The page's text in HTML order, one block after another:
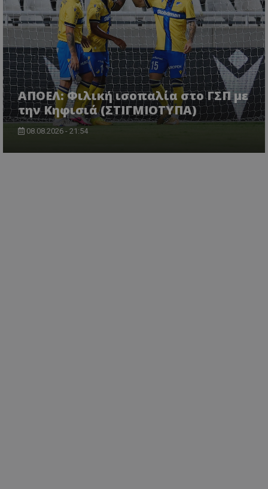
ΑΠΟΕΛ: Φιλική ισοπαλία στο ΓΣΠ με
την Κηφισιά (ΣΤΙΓΜΙΟΤΥΠΑ)
08.08.2026 - 21:54